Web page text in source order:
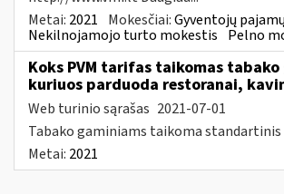
Metai: 2021 Mokesčiai:Gyventojų
Nekilnojamojo turto mokestis Pelno
Koks PVM tarifas taikomas
kuriuos parduoda restoranai,
Web turinio sąrašas 2021-07-01
Tabako gaminiams taikoma standartinis
Metai: 2021